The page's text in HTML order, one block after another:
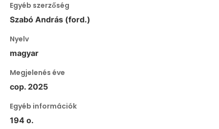
Egyéb szerzőség
Szabó András (ford.)
Nyelv
magyar
Megjelenés éve
cop. 2025
Egyéb információk
194 o.